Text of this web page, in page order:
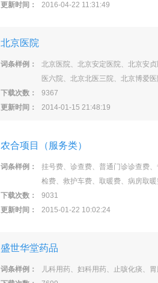
更新时间：
2016-04-22 11:31:49
北京医院
词条样例：
北京医院、北京安定医院、北京安
医六院、北京北医三院、北京博爱
下载次数：
9367
更新时间：
2014-01-15 21:48:19
农合项目（服务类）
词条样例：
挂号费、诊查费、普通门诊诊查费
检费、救护车费、取暖费、病房取
下载次数：
9031
更新时间：
2015-01-22 10:02:24
盛世华堂药品
词条样例：
儿科用药、妇科用药、止咳化痰、